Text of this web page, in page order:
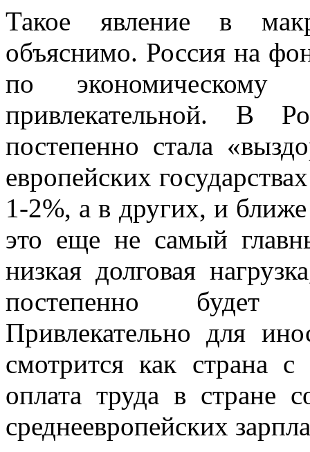
Такое явление в
объяснимо. Россия на
по экономическому
привлекательной. В
постепенно стала
европейских
1-2%, а в других, и
это еще не самый
низкая долговая
постепенно будет
Привлекательно для
смотрится как страна
оплата труда в стране
среднеевропейских